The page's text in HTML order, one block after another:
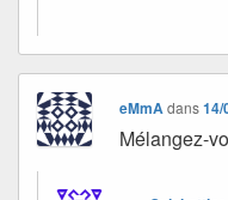
eMmAdans14/
Mélangez-